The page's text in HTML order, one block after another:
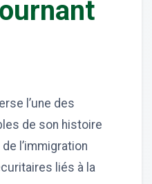
l’une des
de son histoire
l’immigration
liés à la